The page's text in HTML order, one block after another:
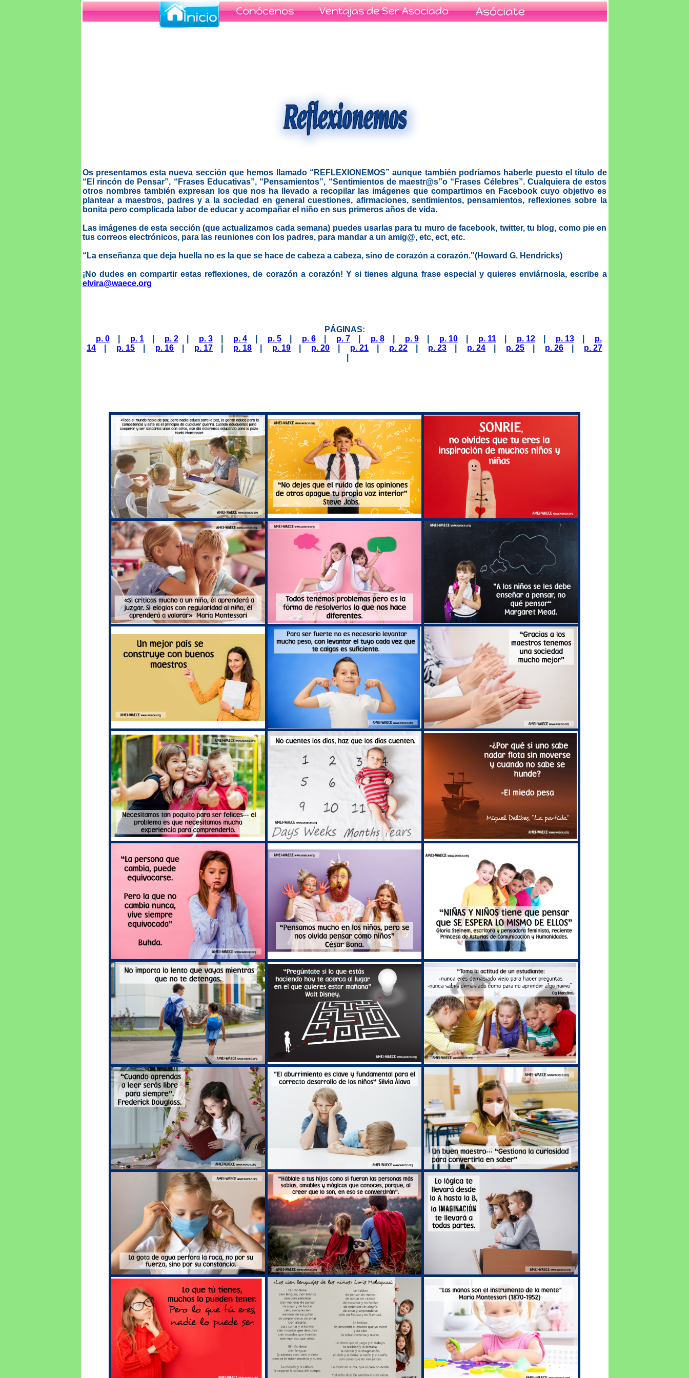
Os presentamos esta nueva sección que hemos llamado “REFLEXIONEMOS” aunque también podríamos haberle puesto el título de
“El rincón de Pensar”, “Frases Educativas”, “Pensamientos”, “Sentimientos de maestr@s”o “Frases Célebres”. Cualquiera de estos
otros nombres también expresan los que nos ha llevado a recopilar las imágenes que compartimos en Facebook cuyo objetivo es
plantear a maestros, padres y a la sociedad en general cuestiones, afirmaciones, sentimientos, pensamientos, reflexiones sobre la
bonita pero complicada labor de educar y acompañar el niño en sus primeros años de vida.
Las imágenes de esta sección (que actualizamos cada semana) puedes usarlas para tu muro de facebook, twitter, tu blog, como pie en
tus correos electrónicos, para las reuniones con los padres, para mandar a un amig@, etc, ect, etc.
“La enseñanza que deja huella no es la que se hace de cabeza a cabeza, sino de corazón a corazón."(Howard G. Hendricks)
¡No dudes en compartir estas reflexiones, de corazón a corazón! Y si tienes alguna frase especial y quieres enviárnosla, escribe a
elvira@waece.org
PÁGINAS:
p. 0| p. 1| p. 2| p. 3| p. 4| p. 5| p. 6| p. 7| p. 8| p. 9| p. 10| p. 11| p. 12| p. 13| p.
14
p. 15 p. 16 p. 17 p. 18 p. 19 p. 20 p. 21 p. 22 p. 23 p. 24 p. 25 p. 26
p. 27